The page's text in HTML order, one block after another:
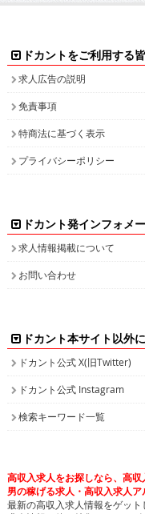
ドカントをご利用する
求人広告の説明
免責事項
特商法に基づく表示
プライバシーポリシー
ドカント発インフォメ
求人情報掲載について
お問い合わせ
ドカント本サイト以外
ドカント公式 X(旧Twitter)
ドカント公式 Instagram
検索キーワード一覧
高収入求人をお探しなら、高
男の稼げる求人・高収入求人
最新の高収入求人情報をゲット